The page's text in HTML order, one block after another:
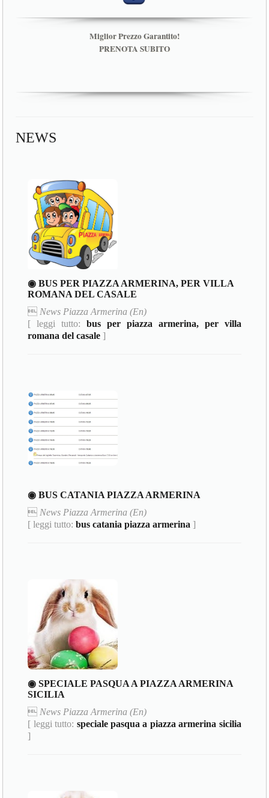
Miglior Prezzo Garantito!
PRENOTA SUBITO
NEWS
◉ BUS PER PIAZZA ARMERINA, PER VILLA
ROMANA DEL CASALE
 News Piazza Armerina (En)
[ leggi tutto:bus per piazza armerina, per villa
romana del casale ]
◉ BUS CATANIA PIAZZA ARMERINA
 News Piazza Armerina (En)
[ leggi tutto:bus catania piazza armerina ]
◉ SPECIALE PASQUA A PIAZZA ARMERINA
SICILIA
 News Piazza Armerina (En)
[ leggi tutto: speciale pasqua a piazza armerina sicilia
]